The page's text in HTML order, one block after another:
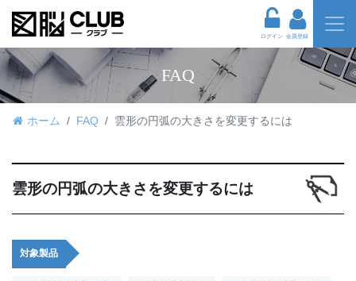
ログイン 会員登録
FAQ
ホーム FAQ 雲形の円弧の大きさを変更するには
雲形の円弧の大きさを変更するには
対象製品